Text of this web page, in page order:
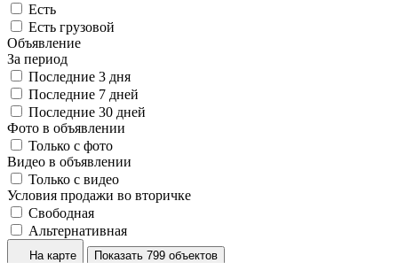
Есть
Есть грузовой
Объявление
За период
Последние 3 дня
Последние 7 дней
Последние 30 дней
Фото в объявлении
Только с фото
Видео в объявлении
Только с видео
Условия продажи во вторичке
Свободная
Альтернативная
На карте
Показать 799 объектов